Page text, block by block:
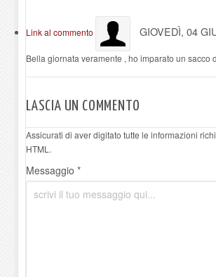
Link al commento GIOVEDÌ, 04
Bella giornata veramente , ho imparato un sacco
LASCIA UN COMMENTO
Assicurati di aver digitato tutte le informazioni
HTML.
Messaggio *